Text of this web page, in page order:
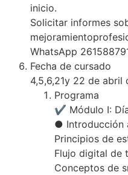
inicio.
Solicitar informes
WhatsApp
Fecha de cursado
4,5,6,21y 22 de abril
Programa
✔ Módulo I:
● Introducción
Principios de
Flujo digital de
Conceptos de